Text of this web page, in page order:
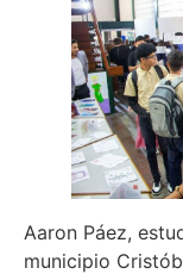
Aaron Páez,
municipio